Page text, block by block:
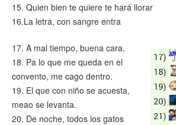
15. Quien bien te quiere te hará llorar
16.La letra, con sangre entra
17. A mal tiempo, buena cara.
18. Pa lo que me queda en el
convento, me cago dentro.
19. El que con niño se acuesta,
meao se levanta.
20. De noche, todos los gatos